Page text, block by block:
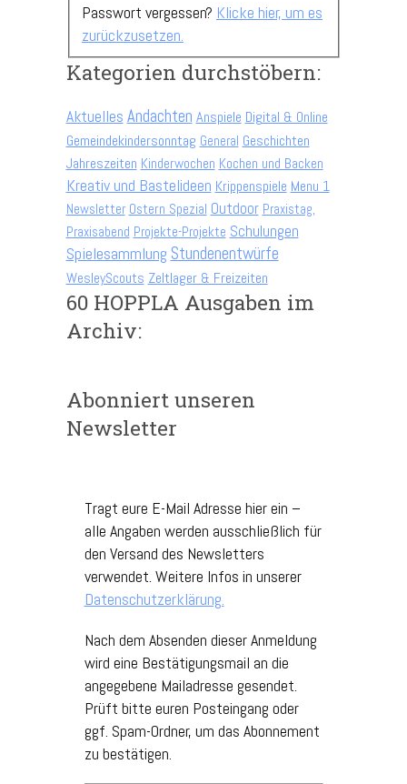
Passwort vergessen? Klicke hier, um es
zurückzusetzen.
Kategorien durchstöbern:
Aktuelles Andachten Anspiele Digital & Online
Gemeindekindersonntag General Geschichten
Jahreszeiten Kinderwochen Kochen und Backen
Kreativ und Bastelideen Krippenspiele Menu 1
Newsletter Ostern Spezial Outdoor Praxistag,
Praxisabend Projekte-Projekte Schulungen
Spielesammlung Stundenentwürfe
WesleyScouts Zeltlager & Freizeiten
60 HOPPLA Ausgaben im
Archiv:
Abonniert unseren
Newsletter
Tragt eure E-Mail Adresse hier ein –
alle Angaben werden ausschließlich für
den Versand des Newsletters
verwendet. Weitere Infos in unserer
Datenschutzerklärung.
Nach dem Absenden dieser Anmeldung
wird eine Bestätigungsmail an die
angegebene Mailadresse gesendet.
Prüft bitte euren Posteingang oder
ggf. Spam-Ordner, um das Abonnement
zu bestätigen.